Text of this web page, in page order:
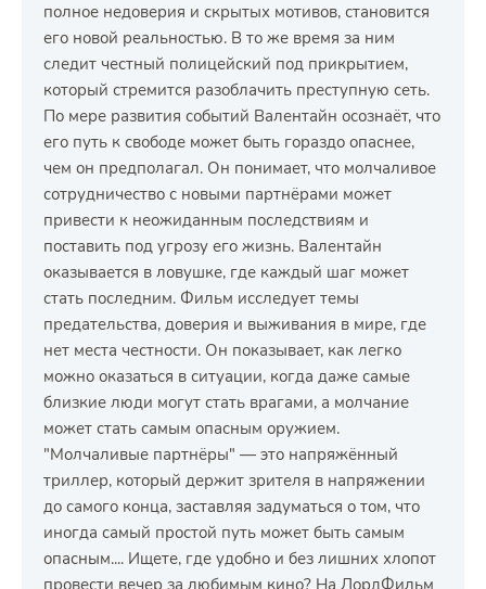
полное недоверия и скрытых мотивов, становится
его новой реальностью. В то же время за ним
следит честный полицейский под прикрытием,
который стремится разоблачить преступную сеть.
По мере развития событий Валентайн осознаёт, что
его путь к свободе может быть гораздо опаснее,
чем он предполагал. Он понимает, что молчаливое
сотрудничество с новыми партнёрами может
привести к неожиданным последствиям и
поставить под угрозу его жизнь. Валентайн
оказывается в ловушке, где каждый шаг может
стать последним. Фильм исследует темы
предательства, доверия и выживания в мире, где
нет места честности. Он показывает, как легко
можно оказаться в ситуации, когда даже самые
близкие люди могут стать врагами, а молчание
может стать самым опасным оружием.
"Молчаливые партнёры" — это напряжённый
триллер, который держит зрителя в напряжении
до самого конца, заставляя задуматься о том, что
иногда самый простой путь может быть самым
опасным.... Ищете, где удобно и без лишних хлопот
провести вечер за любимым кино? На ЛордФильм